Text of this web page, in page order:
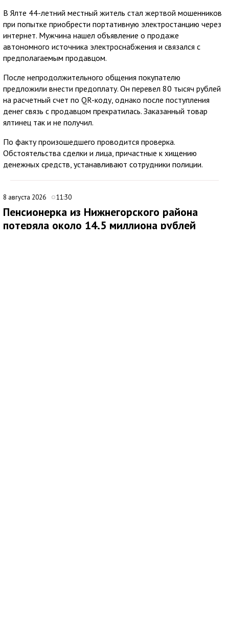
В Ялте 44-летний местный житель стал жертвой мошенников
при попытке приобрести портативную электростанцию через
интернет. Мужчина нашел объявление о продаже
автономного источника электроснабжения и связался с
предполагаемым продавцом.
После непродолжительного общения покупателю
предложили внести предоплату. Он перевел 80 тысяч рублей
на расчетный счет по QR-коду, однако после поступления
денег связь с продавцом прекратилась. Заказанный товар
ялтинец так и не получил.
По факту произошедшего проводится проверка.
Обстоятельства сделки и лица, причастные к хищению
денежных средств, устанавливают сотрудники полиции.
8 августа 2026 11:30
Пенсионерка из Нижнегорского района
потеряла около 14,5 миллиона рублей